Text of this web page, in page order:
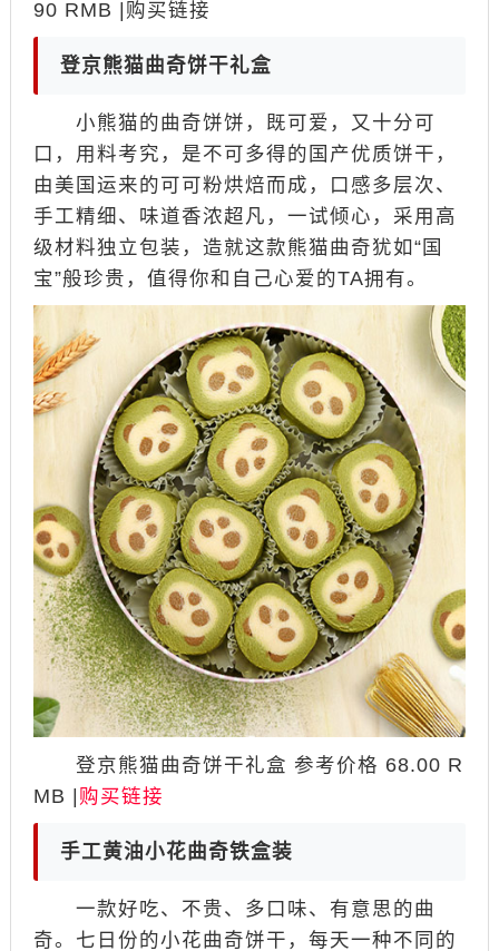
90 RMB |购买链接
登京熊猫曲奇饼干礼盒
小熊猫的曲奇饼饼，既可爱，又十分可
口，用料考究，是不可多得的国产优质饼干，
由美国运来的可可粉烘焙而成，口感多层次、
手工精细、味道香浓超凡，一试倾心，采用高
级材料独立包装，造就这款熊猫曲奇犹如“国
宝”般珍贵，值得你和自己心爱的TA拥有。
登京熊猫曲奇饼干礼盒 参考价格 68.00 R
MB | 购买链接
手工黄油小花曲奇铁盒装
一款好吃、不贵、多口味、有意思的曲
奇。七日份的小花曲奇饼干，每天一种不同的